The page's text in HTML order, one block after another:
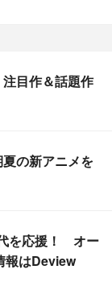
目作＆話題作
夏の新アニメを
を応援！ オー
報はDeview